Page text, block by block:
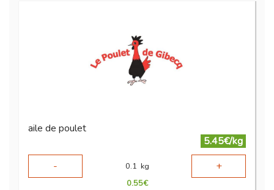
aile de poulet
5.45€/kg
-
0.1 kg +
0.55€